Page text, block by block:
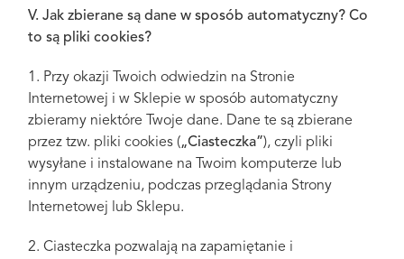
V. Jak zbierane są dane w sposób automatyczny? Co
to są pliki cookies?
1. Przy okazji Twoich odwiedzin na Stronie
Internetowej i w Sklepie w sposób automatyczny
zbieramy niektóre Twoje dane. Dane te są zbierane
przez tzw. pliki cookies („Ciasteczka”), czyli pliki
wysyłane i instalowane na Twoim komputerze lub
innym urządzeniu, podczas przeglądania Strony
Internetowej lub Sklepu.
2. Ciasteczka pozwalają na zapamiętanie i